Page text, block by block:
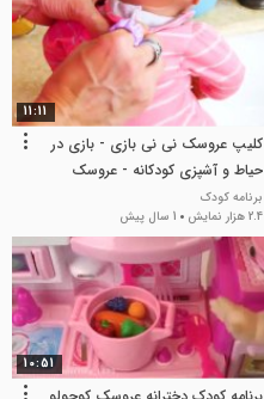
11:11
کلیپ عروسک نی نی بازی - بازی در
حیاط و آشپزی کودکانه - عروسک
باربی
برنامه کودک
2.4 هزار نمایش
1 سال پیش
10:51